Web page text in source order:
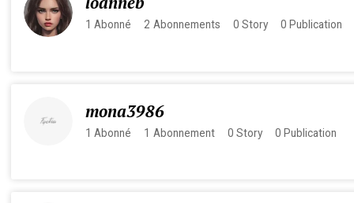
1 Abonné 2 Abonnements 0 Story 0 Publication
mona3986
1 Abonné 1 Abonnement 0 Story 0 Publication